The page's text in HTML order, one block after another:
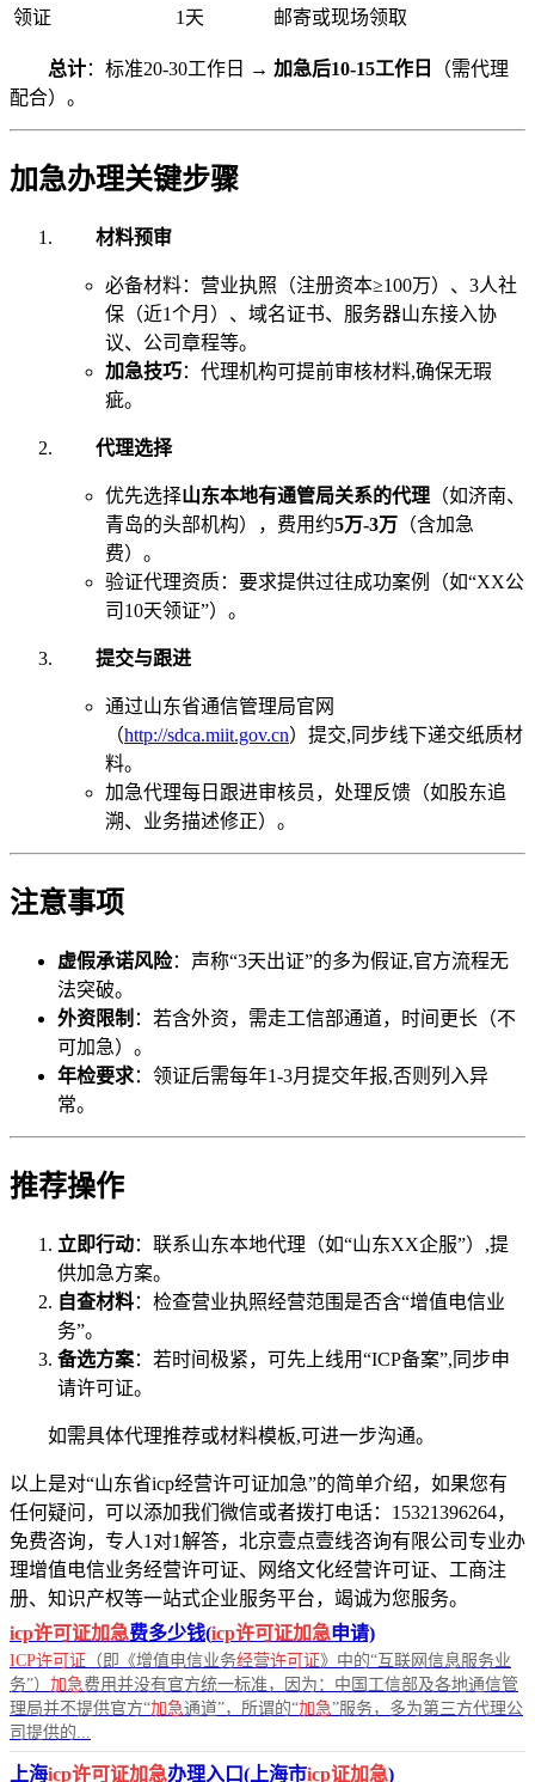
领证 1天 邮寄或现场领取
总计：标准20-30工作日 → 加急后10-15工作日
（需代理
配合）。
加急办理关键步骤
材料预审
必备材料：营业执照（注册资本≥100万）、3人社
保（近1个月）、域名证书、服务器山东接入协
议、公司章程等。
加急技巧：代理机构可提前审核材料,确保无瑕
疵。
代理选择
优先选择山东本地有通管局关系的代理 （如济南、
青岛的头部机构），费用约5万-3万 （含加急
费）。
验证代理资质：要求提供过往成功案例（如“XX公
司10天领证”）。
提交与跟进
通过山东省通信管理局官网
（http://sdca.miit.gov.cn）提交,同步线下递交纸质材
料。
加急代理每日跟进审核员，处理反馈（如股东追
溯、业务描述修正）。
注意事项
虚假承诺风险：声称“3天出证”的多为假证,官方流程无
法突破。
外资限制 ：若含外资，需走工信部通道，时间更长（不
可加急）。
年检要求：领证后需每年1-3月提交年报,否则列入异
常。
推荐操作
立即行动：联系山东本地代理（如“山东XX企服”）,提
供加急方案。
自查材料：检查营业执照经营范围是否含“增值电信业
务”。
备选方案：若时间极紧，可先上线用“ICP备案”,同步申
请许可证。
如需具体代理推荐或材料模板,可进一步沟通。
以上是对“山东省icp经营许可证加急”的简单介绍，如果您有
任何疑问，可以添加我们微信或者拨打电话：15321396264，
免费咨询，专人1对1解答，北京壹点壹线咨询有限公司专业办
理增值电信业务经营许可证、网络文化经营许可证、工商注
册、知识产权等一站式企业服务平台，竭诚为您服务。
icp许可证加急费多少钱(icp许可证加急申请)
ICP许可证 （即《增值电信业务经营许可证》中的“互联网信息服务业
务”） 加急 费用并没有官方统一标准，因为：中国工信部及各地通信管
理局并不提供官方“加急通道”，所谓的“加急”服务，多为第三方代理公
司提供的...
上海icp许可证加急办理入口(上海市icp证加急)